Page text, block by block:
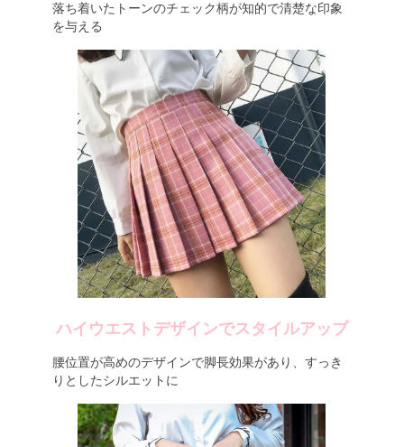
落ち着いたトーンのチェック柄が知的で清楚な印象
を与える
ハイウエストデザインでスタイルアップ
腰位置が高めのデザインで脚長効果があり、すっき
りとしたシルエットに